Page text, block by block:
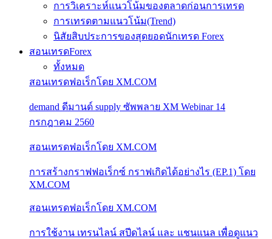
การวิเคราะห์แนวโน้มของตลาดก่อนการเทรด
การเทรดตามแนวโน้ม(Trend)
นิสัยสิบประการของสุดยอดนักเทรด Forex
สอนเทรดForex
ทั้งหมด
สอนเทรดฟอเร็กโดย XM.COM
demand ดีมานด์ supply ซัพพลาย XM Webinar 14
กรกฎาคม 2560
สอนเทรดฟอเร็กโดย XM.COM
การสร้างกราฟฟอเร็กซ์ กราฟเกิดได้อย่างไร (EP.1) โดย
XM.COM
สอนเทรดฟอเร็กโดย XM.COM
การใช้งาน เทรนไลน์ สปีดไลน์ และ แชนแนล เพื่อดูแนว